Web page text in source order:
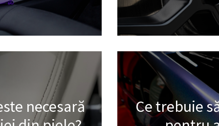
necesară
Ce trebuie